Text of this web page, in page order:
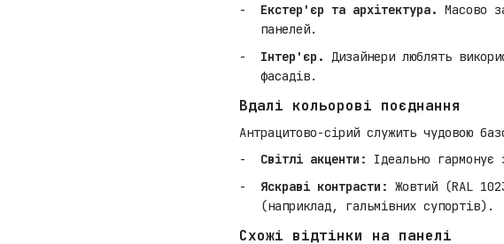
Екстер'єр та архітектура. Масово
панелей.
Інтер'єр. Дизайнери люблять
фасадів.
Вдалі кольорові поєднання
Антрацитово-сірий служить чудовою
Світлі акценти:
Ідеально
Яскраві контрасти: Жовтий (RAL
(наприклад, гальмівних супортів).
Схожі відтінки на панелі